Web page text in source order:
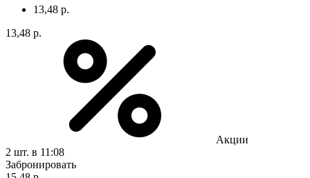
13,48 р.
13,48 р.
Акции
2 шт. в 11:08
Забронировать